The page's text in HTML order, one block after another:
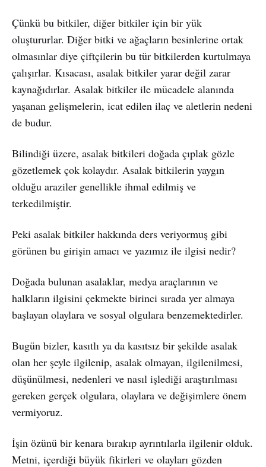
Çünkü bu bitkiler, diğer bitkiler için bir yük
oluştururlar. Diğer bitki ve ağaçların besinlerine ortak
olmasınlar diye çiftçilerin bu tür bitkilerden kurtulmaya
çalışırlar. Kısacası, asalak bitkiler yarar değil zarar
kaynağıdırlar. Asalak bitkiler ile mücadele alanında
yaşanan gelişmelerin, icat edilen ilaç ve aletlerin nedeni
de budur.
Bilindiği üzere, asalak bitkileri doğada çıplak gözle
gözetlemek çok kolaydır. Asalak bitkilerin yaygın
olduğu araziler genellikle ihmal edilmiş ve
terkedilmiştir.
Peki asalak bitkiler hakkında ders veriyormuş gibi
görünen bu girişin amacı ve yazımız ile ilgisi nedir?
Doğada bulunan asalaklar, medya araçlarının ve
halkların ilgisini çekmekte birinci sırada yer almaya
başlayan olaylara ve sosyal olgulara benzemektedirler.
Bugün bizler, kasıtlı ya da kasıtsız bir şekilde asalak
olan her şeyle ilgilenip, asalak olmayan, ilgilenilmesi,
düşünülmesi, nedenleri ve nasıl işlediği araştırılması
gereken gerçek olgulara, olaylara ve değişimlere önem
vermiyoruz.
İşin özünü bir kenara bırakıp ayrıntılarla ilgilenir olduk.
Metni, içerdiği büyük fikirleri ve olayları gözden